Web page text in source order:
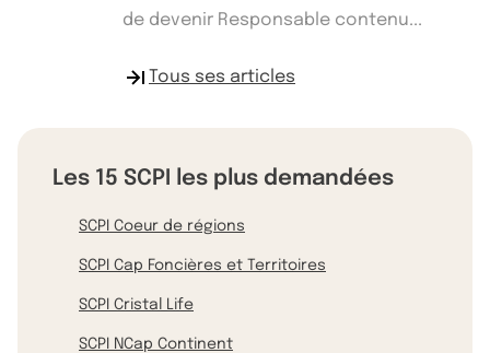
de devenir Responsable contenu...
Tous ses articles
Les 15 SCPI les plus demandées
SCPI Coeur de régions
SCPI Cap Foncières et Territoires
SCPI Cristal Life
SCPI NCap Continent